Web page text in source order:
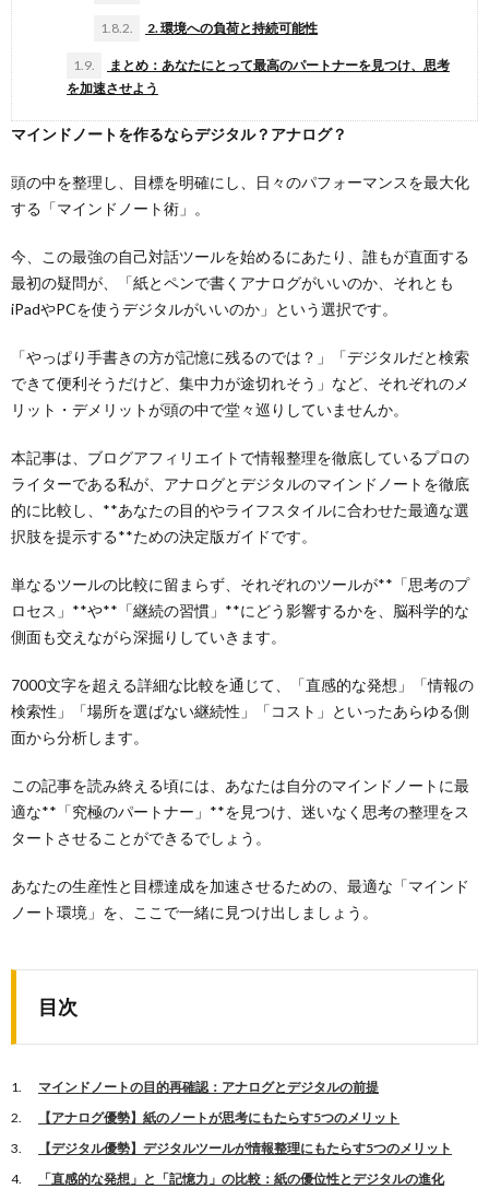
1.8.2. 2. 環境への負荷と持続可能性
1.9.
まとめ：あなたにとって最高のパートナーを見つけ、思考
を加速させよう
マインドノートを作るならデジタル？アナログ？
頭の中を整理し、目標を明確にし、日々のパフォーマンスを最大化
する「マインドノート術」。
今、この最強の自己対話ツールを始めるにあたり、誰もが直面する
最初の疑問が、「紙とペンで書くアナログがいいのか、それとも
iPadやPCを使うデジタルがいいのか」という選択です。
「やっぱり手書きの方が記憶に残るのでは？」「デジタルだと検索
できて便利そうだけど、集中力が途切れそう」など、それぞれのメ
リット・デメリットが頭の中で堂々巡りしていませんか。
本記事は、ブログアフィリエイトで情報整理を徹底しているプロの
ライターである私が、アナログとデジタルのマインドノートを徹底
的に比較し、**あなたの目的やライフスタイルに合わせた最適な選
択肢を提示する**ための決定版ガイドです。
単なるツールの比較に留まらず、それぞれのツールが**「思考のプ
ロセス」**や**「継続の習慣」**にどう影響するかを、脳科学的な
側面も交えながら深掘りしていきます。
7000文字を超える詳細な比較を通じて、「直感的な発想」「情報の
検索性」「場所を選ばない継続性」「コスト」といったあらゆる側
面から分析します。
この記事を読み終える頃には、あなたは自分のマインドノートに最
適な**「究極のパートナー」**を見つけ、迷いなく思考の整理をス
タートさせることができるでしょう。
あなたの生産性と目標達成を加速させるための、最適な「マインド
ノート環境」を、ここで一緒に見つけ出しましょう。
目次
マインドノートの目的再確認：アナログとデジタルの前提
【アナログ優勢】紙のノートが思考にもたらす5つのメリット
【デジタル優勢】デジタルツールが情報整理にもたらす5つのメリット
「直感的な発想」と「記憶力」の比較：紙の優位性とデジタルの進化